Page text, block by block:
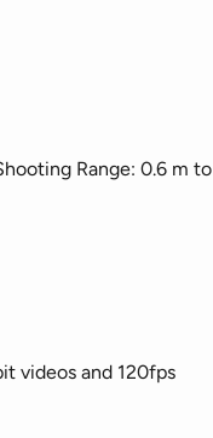
Range: 0.6 m to
videos and 120fps